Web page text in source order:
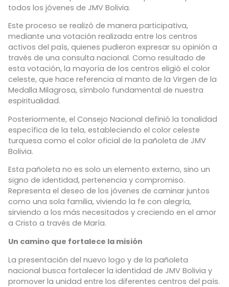
todos los jóvenes de JMV Bolivia.
Este proceso se realizó de manera participativa,
mediante una votación realizada entre los centros
activos del país, quienes pudieron expresar su opinión a
través de una consulta nacional. Como resultado de
esta votación, la mayoría de los centros eligió el color
celeste, que hace referencia al manto de la Virgen de la
Medalla Milagrosa, símbolo fundamental de nuestra
espiritualidad.
Posteriormente, el Consejo Nacional definió la tonalidad
específica de la tela, estableciendo el color celeste
turquesa como el color oficial de la pañoleta de JMV
Bolivia.
Esta pañoleta no es solo un elemento externo, sino un
signo de identidad, pertenencia y compromiso.
Representa el deseo de los jóvenes de caminar juntos
como una sola familia, viviendo la fe con alegría,
sirviendo a los más necesitados y creciendo en el amor
a Cristo a través de María.
Un camino que fortalece la misión
La presentación del nuevo logo y de la pañoleta
nacional busca fortalecer la identidad de JMV Bolivia y
promover la unidad entre los diferentes centros del país.